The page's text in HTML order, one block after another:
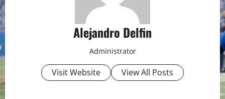
Alejandro Delfin
Administrator
Visit Website View All Posts